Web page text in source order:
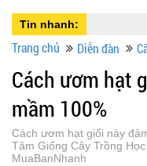
Tin nhanh:
Trang chủ Diễn đàn
Cách ươm hạt
mầm 100%
Cách ươm hạt giổi này
Tâm Giống Cây Trồng
MuaBanNhanh